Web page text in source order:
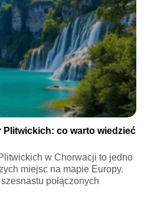
Plitwickich: co warto wiedzieć
w Chorwacji to jedno
miejsc na mapie Europy.
połączonych